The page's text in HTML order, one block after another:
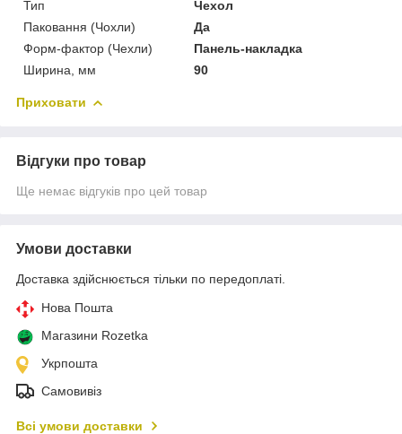
Тип
Чехол
Паковання (Чохли)
Да
Форм-фактор (Чехли)
Панель-накладка
Ширина, мм
90
Приховати
Відгуки про товар
Ще немає відгуків про цей товар
Умови доставки
Доставка здійснюється тільки по передоплаті.
Нова Пошта
Магазини Rozetka
Укрпошта
Самовивіз
Всі умови доставки